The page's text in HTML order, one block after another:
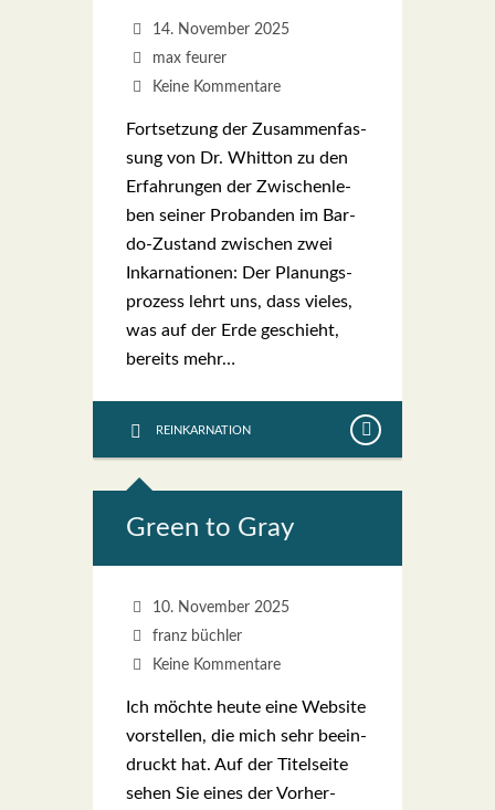
14. November 2025
max feurer
Keine Kommentare
Fort­set­zung der Zusam­men­fas­
sung von Dr. Whit­ton zu den
Erfah­run­gen der Zwi­schen­le­
ben sei­ner Pro­ban­den im Bar­­
do-Zustand zwi­schen zwei
Inkar­na­tio­nen: Der Pla­nungs­
pro­zess lehrt uns, dass vie­les,
was auf der Erde geschieht,
bereits mehr…
REINKARNATION
Green to Gray
10. November 2025
franz büchler
Keine Kommentare
Ich möch­te heu­te eine Web­site
vor­stel­len, die mich sehr beein­
druckt hat. Auf der Titel­sei­te
sehen Sie eines der Vor­­her-